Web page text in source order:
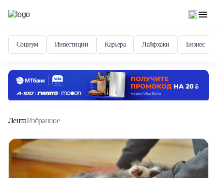
Социум Инвестиции Карьера Лайфхаки Бизнес
ЛентаИзбранное